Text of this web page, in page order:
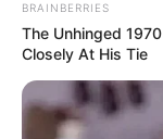
BRAINBERRIES
The Unhinged
Closely At His Tie